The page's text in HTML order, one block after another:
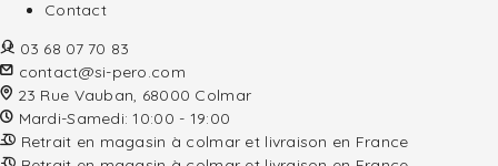
Contact
03 68 07 70 83
contact@si-pero.com
23 Rue Vauban, 68000 Colmar
Mardi-Samedi: 10:00 - 19:00
Retrait en magasin à colmar et livraison en France